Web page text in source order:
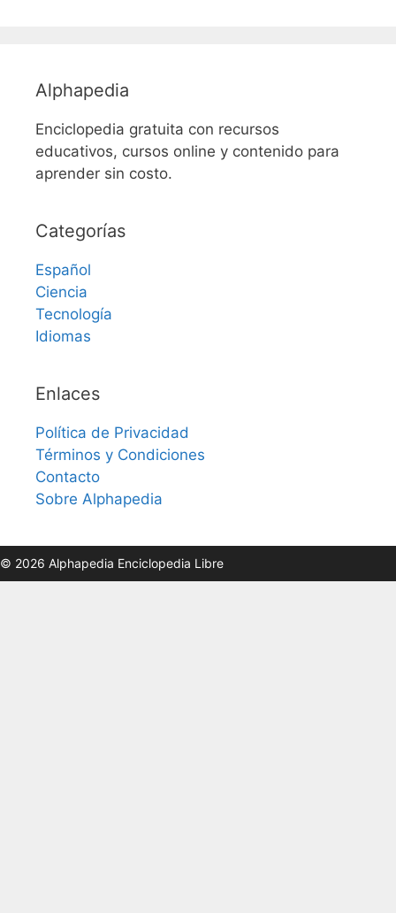
Alphapedia
Enciclopedia gratuita con recursos
educativos, cursos online y contenido para
aprender sin costo.
Categorías
Español
Ciencia
Tecnología
Idiomas
Enlaces
Política de Privacidad
Términos y Condiciones
Contacto
Sobre Alphapedia